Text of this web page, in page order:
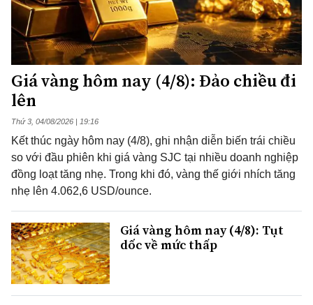
Giá vàng hôm nay (4/8): Đảo chiều đi
lên
Thứ 3, 04/08/2026 | 19:16
Kết thúc ngày hôm nay (4/8), ghi nhận diễn biến trái chiều
so với đầu phiên khi giá vàng SJC tại nhiều doanh nghiệp
đồng loạt tăng nhẹ. Trong khi đó, vàng thế giới nhích tăng
nhẹ lên 4.062,6 USD/ounce.
Giá vàng hôm nay (4/8): Tụt
dốc về mức thấp